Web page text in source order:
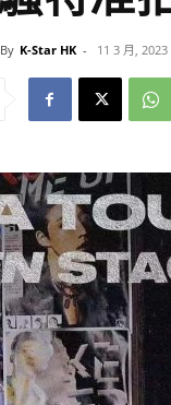
By K-Star HK - 11 3 月, 2023